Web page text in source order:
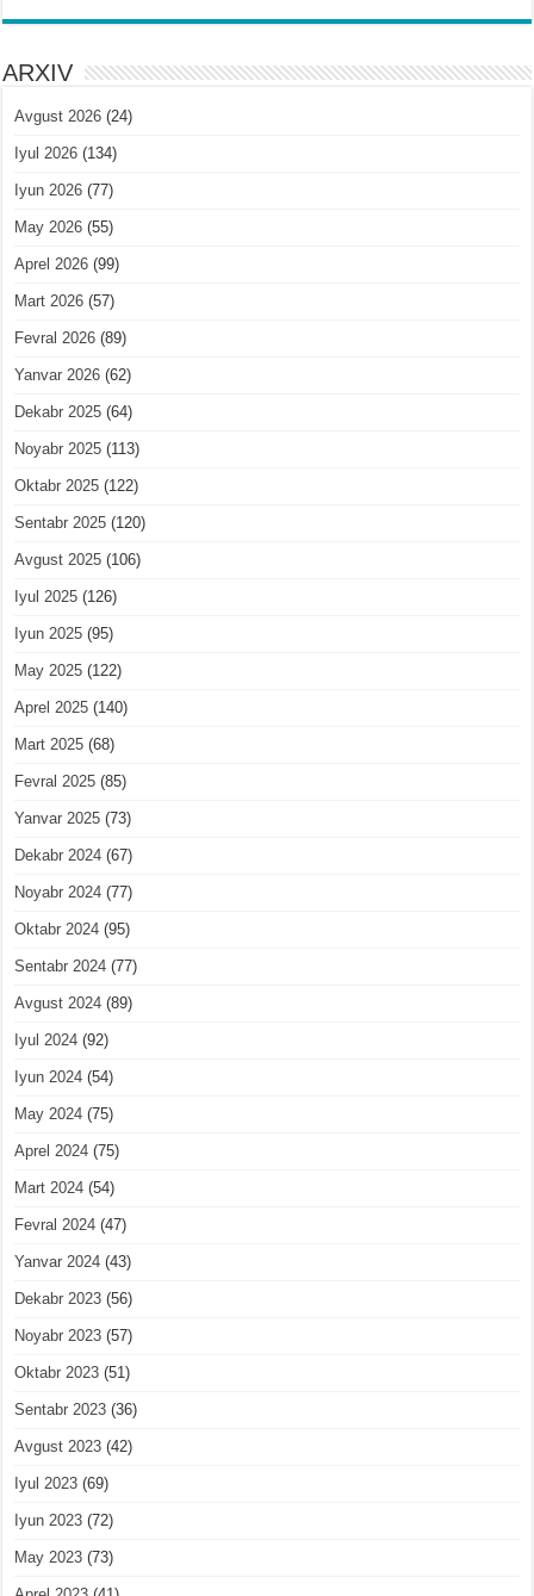
ARXIV
Avgust 2026 (24)
Iyul 2026 (134)
Iyun 2026 (77)
May 2026 (55)
Aprel 2026 (99)
Mart 2026 (57)
Fevral 2026 (89)
Yanvar 2026 (62)
Dekabr 2025 (64)
Noyabr 2025 (113)
Oktabr 2025 (122)
Sentabr 2025 (120)
Avgust 2025 (106)
Iyul 2025 (126)
Iyun 2025 (95)
May 2025 (122)
Aprel 2025 (140)
Mart 2025 (68)
Fevral 2025 (85)
Yanvar 2025 (73)
Dekabr 2024 (67)
Noyabr 2024 (77)
Oktabr 2024 (95)
Sentabr 2024 (77)
Avgust 2024 (89)
Iyul 2024 (92)
Iyun 2024 (54)
May 2024 (75)
Aprel 2024 (75)
Mart 2024 (54)
Fevral 2024 (47)
Yanvar 2024 (43)
Dekabr 2023 (56)
Noyabr 2023 (57)
Oktabr 2023 (51)
Sentabr 2023 (36)
Avgust 2023 (42)
Iyul 2023 (69)
Iyun 2023 (72)
May 2023 (73)